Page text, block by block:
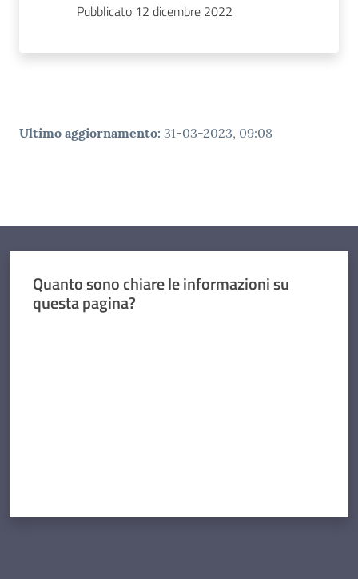
Pubblicato 12 dicembre 2022
Ultimo aggiornamento: 31-03-2023, 09:08
Quanto sono chiare le informazioni su
questa pagina?